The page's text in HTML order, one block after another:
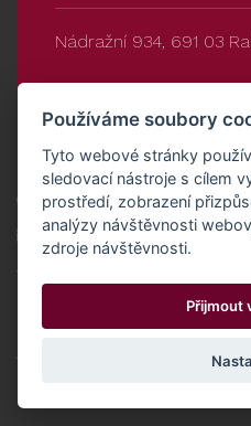
Nádražní 934, 691 03
Prodejna Klentnice
+420 515 551 315
7:30 - 16:00
Sobota
8:00 - 11:00
Používáme soubory
Tyto webové stránky
sledovací nástroje s cílem
prostředí, zobrazení
analýzy návštěvnosti
zdroje návštěvnosti.
Přijmout